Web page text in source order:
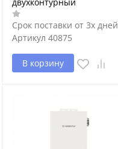
Срок поставки от 3х дней
Артикул 40875
В корзину